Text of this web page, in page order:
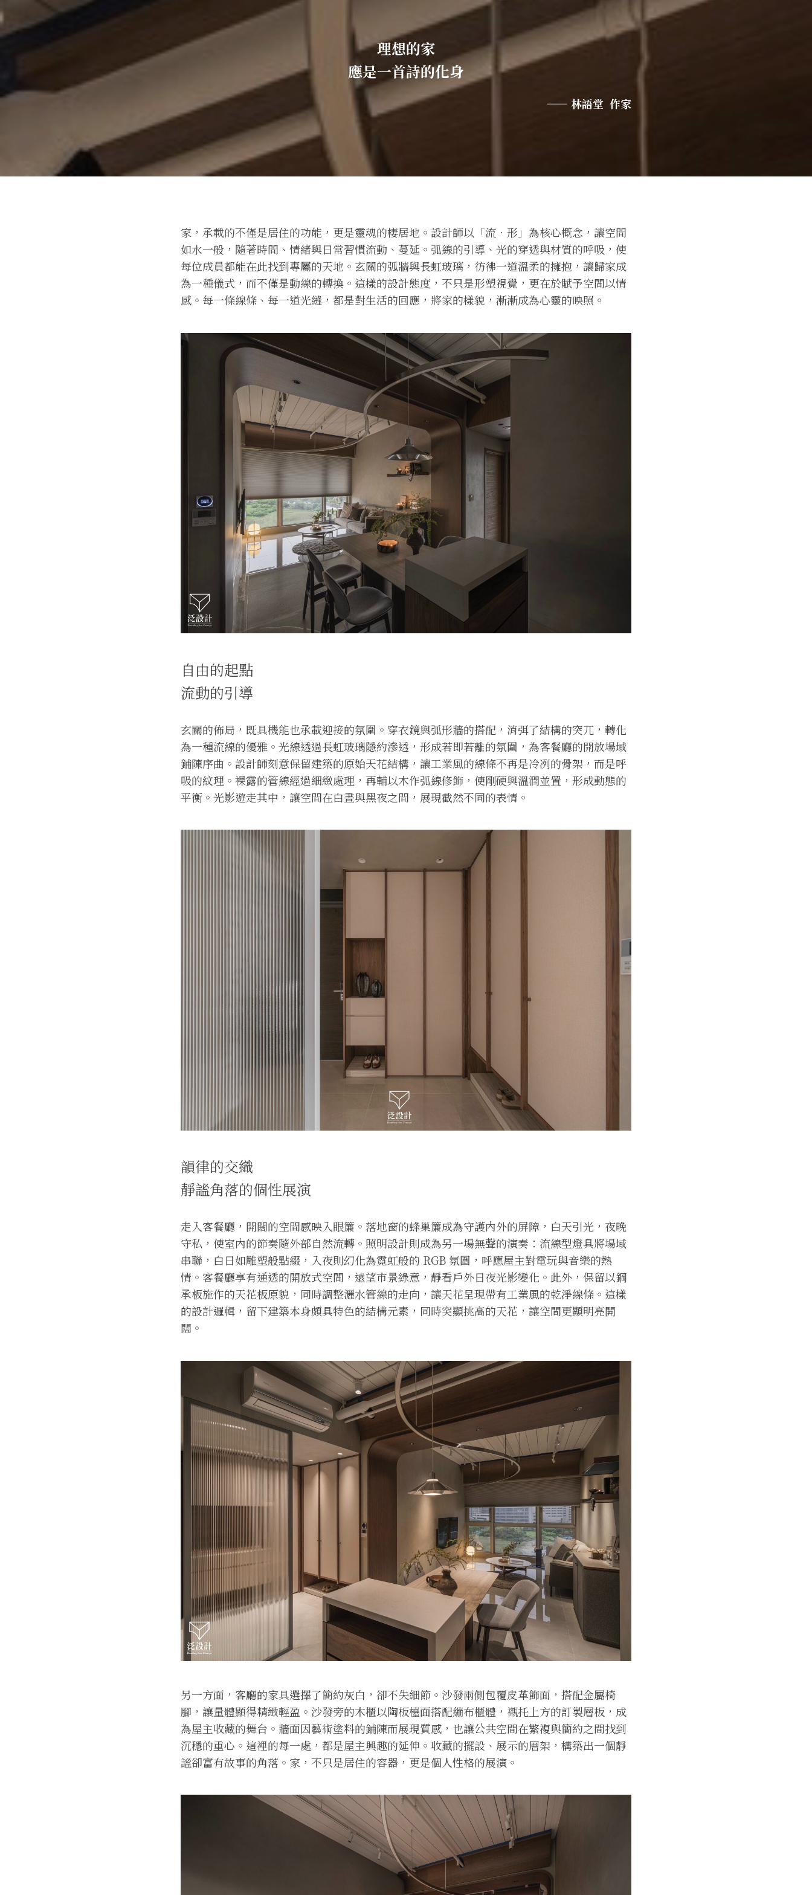
理想的家
應是一首詩的化身
—— 林語堂 作家
家，承載的不僅是居住的功能，更是靈魂的棲居地。設計師以「流．形」為核心概念，讓空間
如水一般，隨著時間、情緒與日常習慣流動、蔓延。弧線的引導、光的穿透與材質的呼吸，使
每位成員都能在此找到專屬的天地。玄關的弧牆與長虹玻璃，彷彿一道溫柔的擁抱，讓歸家成
為一種儀式，而不僅是動線的轉換。這樣的設計態度，不只是形塑視覺，更在於賦予空間以情
感。每一條線條、每一道光縫，都是對生活的回應，將家的樣貌，漸漸成為心靈的映照。
自由的起點
流動的引導
玄關的佈局，既具機能也承載迎接的氛圍。穿衣鏡與弧形牆的搭配，消弭了結構的突兀，轉化
為一種流線的優雅。光線透過長虹玻璃隱約滲透，形成若即若離的氛圍，為客餐廳的開放場域
鋪陳序曲。設計師刻意保留建築的原始天花結構，讓工業風的線條不再是冷冽的骨架，而是呼
吸的紋理。裸露的管線經過細緻處理，再輔以木作弧線修飾，使剛硬與溫潤並置，形成動態的
平衡。光影遊走其中，讓空間在白晝與黑夜之間，展現截然不同的表情。
韻律的交織
靜謐角落的個性展演
走入客餐廳，開闊的空間感映入眼簾。落地窗的蜂巢簾成為守護內外的屏障，白天引光，夜晚
守私，使室內的節奏隨外部自然流轉。照明設計則成為另一場無聲的演奏：流線型燈具將場域
串聯，白日如雕塑般點綴，入夜則幻化為霓虹般的 RGB 氛圍，呼應屋主對電玩與音樂的熱
情。客餐廳享有通透的開放式空間，遠望市景綠意，靜看戶外日夜光影變化。此外，保留以鋼
承板施作的天花板原貌，同時調整灑水管線的走向，讓天花呈現帶有工業風的乾淨線條。這樣
的設計邏輯，留下建築本身頗具特色的結構元素，同時突顯挑高的天花，讓空間更顯明亮開
闊。
另一方面，客廳的家具選擇了簡約灰白，卻不失細節。沙發兩側包覆皮革飾面，搭配金屬椅
腳，讓量體顯得精緻輕盈。沙發旁的木櫃以陶板檯面搭配繃布櫃體，襯托上方的訂製層板，成
為屋主收藏的舞台。牆面因藝術塗料的鋪陳而展現質感，也讓公共空間在繁複與簡約之間找到
沉穩的重心。這裡的每一處，都是屋主興趣的延伸。收藏的擺設、展示的層架，構築出一個靜
謐卻富有故事的角落。家，不只是居住的容器，更是個人性格的展演。